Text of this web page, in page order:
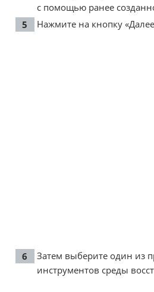
с помощью ранее
Нажмите на кнопку
Затем выберите один из
инструментов среды